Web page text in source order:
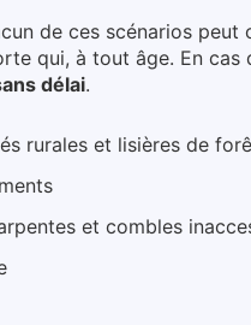
de ces scénarios
qui, à tout âge. En cas
délai.
rurales et lisières de
et combles